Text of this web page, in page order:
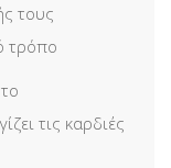
τους
τρόπο
τις καρδιές